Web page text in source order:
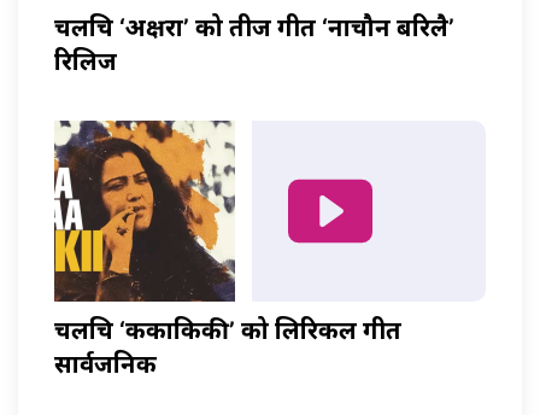
चलचित्र ‘अक्षरा’ को तीज गीत ‘नाचौन बरिलै’
रिलिज
चलचित्र ‘ककाकिकी’ को लिरिकल गीत
सार्वजनिक